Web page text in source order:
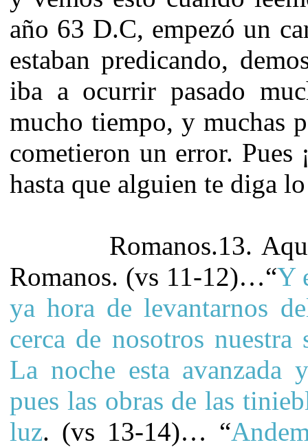
año 63 D.C, empezó un
estaban predicando,
iba a ocurrir pasado
mucho tiempo, y muchas
cometieron un error. Pues
hasta que alguien te diga
Romanos.13. Aquí
Romanos. (vs 11-12)…“Y
ya hora de levantarnos
cerca de nosotros
La noche esta avanzada
pues las obras de las
luz. (vs 13-14)… “